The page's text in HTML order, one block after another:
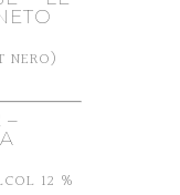
NERO)
–
12 %